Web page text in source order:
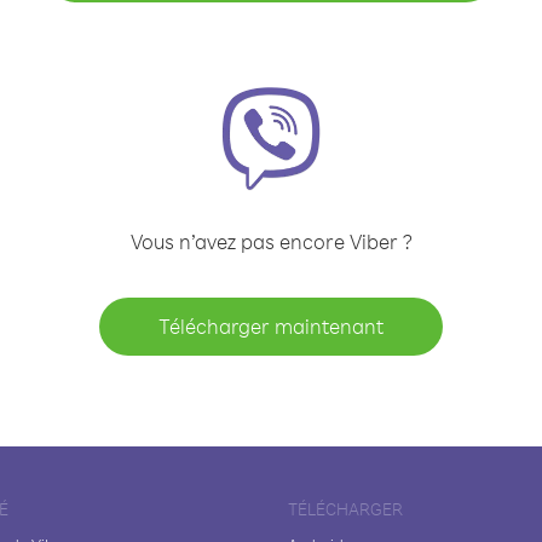
Vous n’avez pas encore Viber ?
Télécharger maintenant
TÉLÉCHARGER